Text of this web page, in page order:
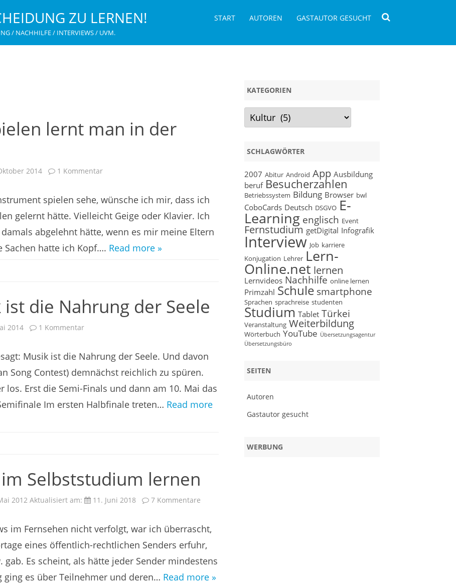
ZU LERNEN!
/ NACHHILFE / INTERVIEWS / UVM.
START AUTOREN GASTAUTOR GESUCHT
lernt man in der
2014 1 Kommentarzu
lernt
man
in
der
spielen sehe, wünsche ich mir, dass ich
gelernt hätte. Vielleicht Geige oder Klavier. Ich
abgelehnt hätte, wenn es mir meine Eltern
Sachen hatte ich Kopf…. Read more »
die Nahrung der Seele
2014 1 Kommentarzu
die
Nahrung
der
Seele
Musik ist die Nahrung der Seele. Und davon
Song Contest) demnächst reichlich zu spüren.
los. Erst die Semi-Finals und dann am 10. Mai das
Im ersten Halbfinale treten… Read more
Selbststudium lernen
2012 Aktualisiert am: 11. Juni 2018 7 Kommentare
lernen
im Fernsehen nicht verfolgt, war ich überrascht,
eines öffentlich-rechtlichen Senders erfuhr,
Es scheint, als hätte jeder Sender mindestens
ging es über Teilnehmer und deren… Read more »
KATEGORIEN
Kategorien
SCHLAGWÖRTER
2007 Abitur Android App Ausbildung
beruf Besucherzahlen
Betriebssystem Bildung Browser bwl
CoboCards Deutsch DSGVO E-
Learning englisch Event
Fernstudium getDigital Infografik
Interview Job karriere
Konjugation Lehrer Lern-
Online.net lernen
Lernvideos Nachhilfe online lernen
Primzahl Schule smartphone
Sprachen sprachreise studenten
Studium Tablet Türkei
Veranstaltung Weiterbildung
Wörterbuch YouTube Übersetzungsagentur
Übersetzungsbüro
SEITEN
Autoren
Gastautor gesucht
WERBUNG